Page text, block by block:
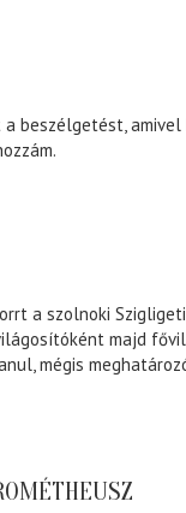
beszélgetést,
a szolnoki
majd
mégis